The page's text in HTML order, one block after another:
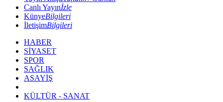
Canlı Yayınİzle
KünyeBilgileri
İletişimBilgileri
HABER
SİYASET
SPOR
SAĞLIK
ASAYİŞ
KÜLTÜR - SANAT